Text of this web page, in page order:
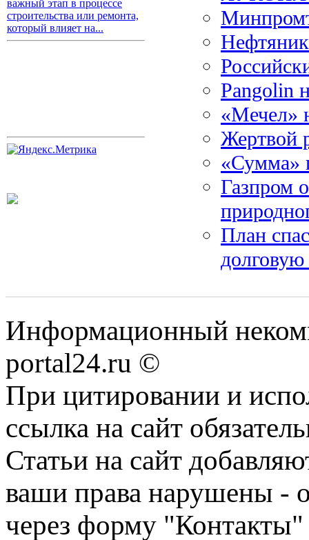
важный этап в процессе
строительства или ремонта,
который влияет на...
Pangolin
«Мечел»
Жертвой
«Сумма»
Газпром
План
Информационный
portal24.ru ©
При цитировании и
ссылка на сайт
Статьи на сайт
ваши права нарушены -
через форму "Контакты"